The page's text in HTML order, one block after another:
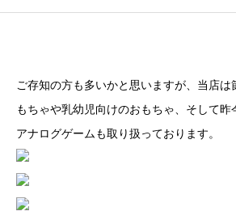
ご存知の方も多いかと思いますが、当店は
もちゃや乳幼児向けのおもちゃ、そして昨
アナログゲームも取り扱っております。